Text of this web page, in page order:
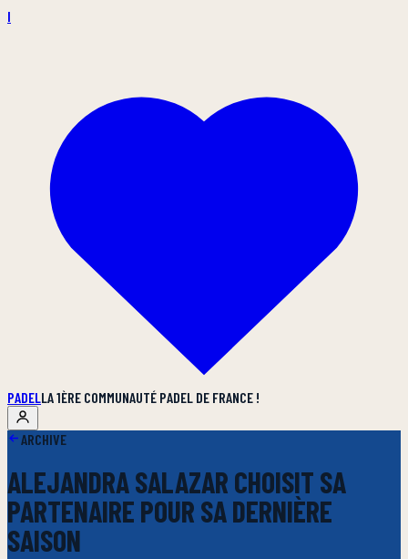
I
PADELLA 1ÈRE COMMUNAUTÉ PADEL DE FRANCE !
ARCHIVE
ALEJANDRA SALAZAR CHOISIT SA
PARTENAIRE POUR SA DERNIÈRE
SAISON